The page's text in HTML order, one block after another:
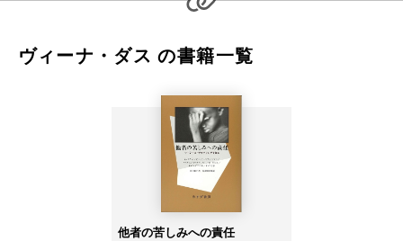
ヴィーナ・ダス の書籍一覧
他者の苦しみへの責任